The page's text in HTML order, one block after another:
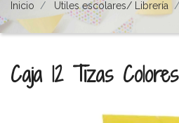
Inicio Utiles escolares/ Librería
Caja 12 Tizas Colores